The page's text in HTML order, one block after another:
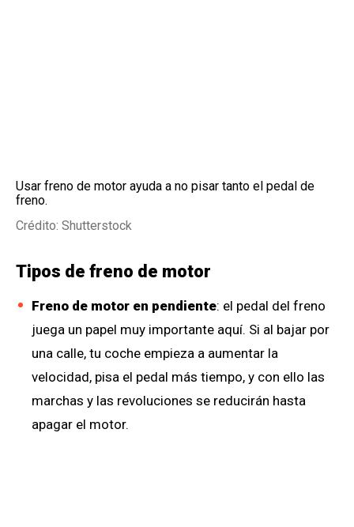
Usar freno de motor ayuda a no pisar tanto el pedal de
freno.
Crédito: Shutterstock
Tipos de freno de motor
Freno de motor en pendiente: el pedal del freno
juega un papel muy importante aquí. Si al bajar por
una calle, tu coche empieza a aumentar la
velocidad, pisa el pedal más tiempo, y con ello las
marchas y las revoluciones se reducirán hasta
apagar el motor.